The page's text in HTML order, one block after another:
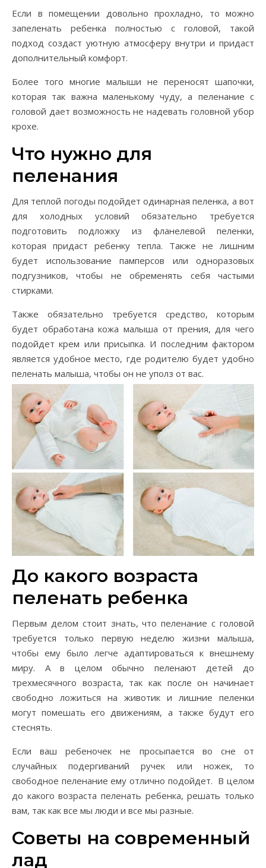
Если в помещении довольно прохладно, то можно
запеленать ребенка полностью с головой, такой
подход создаст уютную атмосферу внутри и придаст
дополнительный комфорт.
Более того многие малыши не переносят шапочки,
которая так важна маленькому чуду, а пеленание с
головой дает возможность не надевать головной убор
крохе.
Что нужно для
пеленания
Для теплой погоды подойдет одинарная пеленка, а вот
для холодных условий обязательно требуется
подготовить подложку из фланелевой пеленки,
которая придаст ребенку тепла. Также не лишним
будет использование памперсов или одноразовых
подгузников, чтобы не обременять себя частыми
стирками.
Также обязательно требуется средство, которым
будет обработана кожа малыша от прения, для чего
подойдет крем или присыпка. И последним фактором
является удобное место, где родителю будет удобно
пеленать малыша, чтобы он не уполз от вас.
До какого возраста
пеленать ребенка
Первым делом стоит знать, что пеленание с головой
требуется только первую неделю жизни малыша,
чтобы ему было легче адаптироваться к внешнему
миру. А в целом обычно пеленают детей до
трехмесячного возраста, так как после он начинает
свободно ложиться на животик и лишние пеленки
могут помешать его движениям, а также будут его
стеснять.
Если ваш ребеночек не просыпается во сне от
случайных подергиваний ручек или ножек, то
свободное пеленание ему отлично подойдет. В целом
до какого возраста пеленать ребенка, решать только
вам, так как все мы люди и все мы разные.
Советы на современный
лад